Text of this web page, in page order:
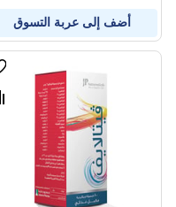
أضف إلى عربة التسوق